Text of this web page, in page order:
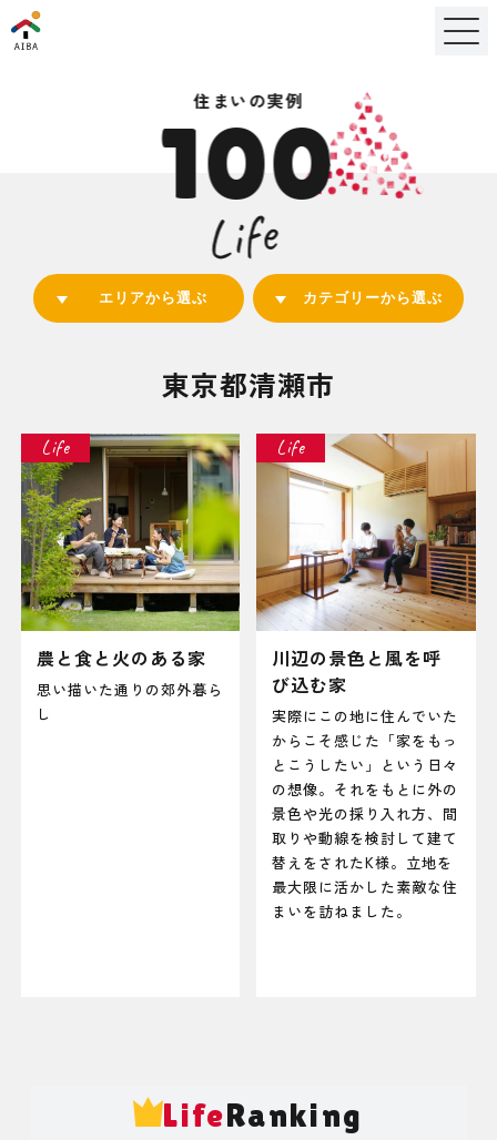
住まいの実例
100
Life
カテゴリーから選ぶ
エリアから選ぶ
東京都清瀬市
Life
農と食と火のある家
思い描いた通りの郊外暮ら
し
Life
川辺の景色と風を呼
び込む家
実際にこの地に住んでいた
からこそ感じた「家をもっ
とこうしたい」という日々
の想像。それをもとに外の
景色や光の採り入れ方、間
取りや動線を検討して建て
替えをされたK様。立地を
最大限に活かした素敵な住
まいを訪ねました。
LifeRanking